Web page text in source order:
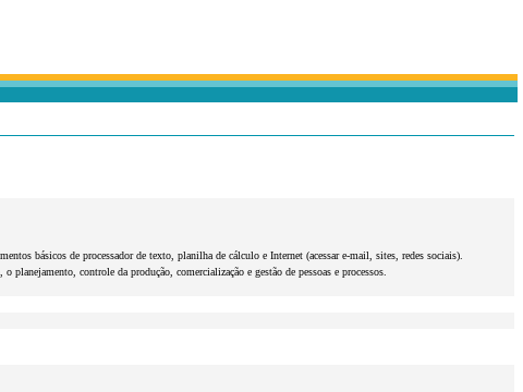
básicos de processador de texto, planilha de cálculo e Internet (acessar e-mail, sites, redes sociais).
controle da produção, comercialização e gestão de pessoas e processos.